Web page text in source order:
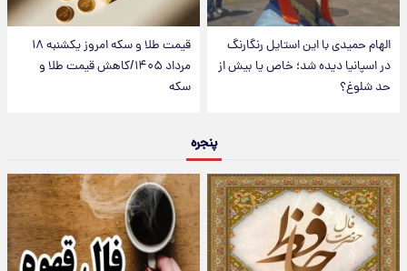
الهام حمیدی با این استایل رنگارنگ
در اسپانیا دیده شد؛ خاص یا بیش از
حد شلوغ؟
قیمت طلا و سکه امروز یکشنبه ۱۸
مرداد ۱۴۰۵/کاهش قیمت طلا و
سکه
پنجره